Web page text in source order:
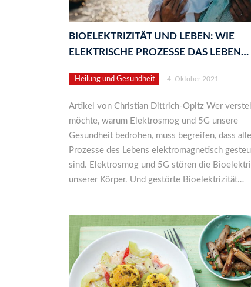
BIOELEKTRIZITÄT UND LEBEN: WIE
ELEKTRISCHE PROZESSE DAS LEBEN…
Heilung und Gesundheit 4. Oktober 2021
Artikel von Christian Dittrich-Opitz Wer
möchte, warum Elektrosmog und 5G unsere
Gesundheit bedrohen, muss begreifen, dass alle
Prozesse des Lebens elektromagnetisch
sind. Elektrosmog und 5G stören die
unserer Körper. Und gestörte Bioelektrizität…